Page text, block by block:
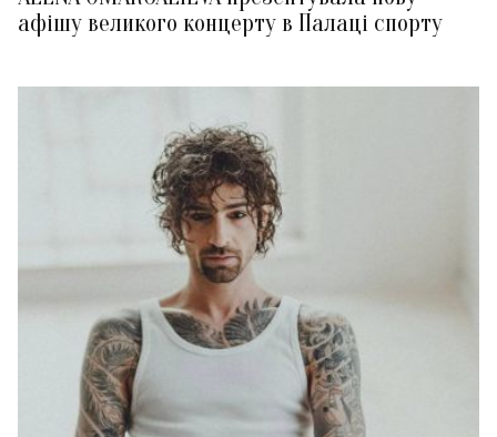
афішу великого концерту в Палаці спорту